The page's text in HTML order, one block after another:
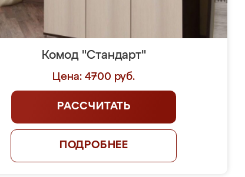
Комод "Стандарт"
Цена: 4700 руб.
РАССЧИТАТЬ
ПОДРОБНЕЕ